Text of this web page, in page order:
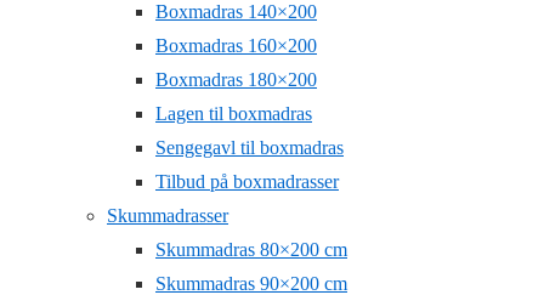
Boxmadras 140×200
Boxmadras 160×200
Boxmadras 180×200
Lagen til boxmadras
Sengegavl til boxmadras
Tilbud på boxmadrasser
Skummadrasser
Skummadras 80×200 cm
Skummadras 90×200 cm